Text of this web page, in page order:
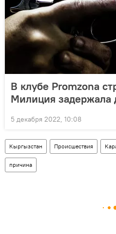
В клубе Promzona
Милиция задержала
5 декабря 2022, 10:08
Кыргызстан Происшествия
причина